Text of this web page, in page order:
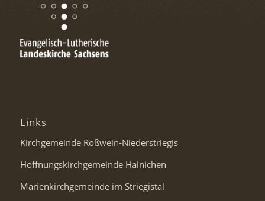
Links
Kirchgemeinde Roßwein-Niederstriegis
Hoffnungskirchgemeinde Hainichen
Marienkirchgemeinde im Striegistal